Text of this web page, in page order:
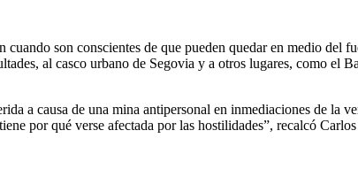
son conscientes de que pueden quedar en medio
al casco urbano de Segovia y a otros lugares, como el
a causa de una mina antipersonal en inmediaciones de la
por qué verse afectada por las hostilidades”, recalcó